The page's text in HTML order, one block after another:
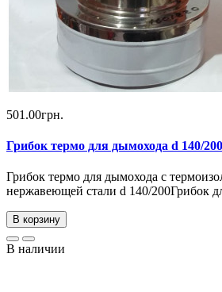
501.00грн.
Грибок термо для дымохода d 140/
Грибок термо для дымохода с
нержавеющей стали d 140/200Грибок
В корзину
В наличии